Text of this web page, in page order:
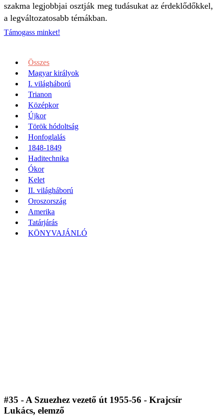
szakma legjobbjai osztják meg tudásukat az érdeklődőkkel,
a legváltozatosabb témákban.
Támogass minket!
Összes
Magyar királyok
I. világháború
Trianon
Középkor
Újkor
Török hódoltság
Honfoglalás
1848-1849
Haditechnika
Ókor
Kelet
II. világháború
Oroszország
Amerika
Tatárjárás
KÖNYVAJÁNLÓ
#35 - A Szuezhez vezető út 1955-56 - Krajcsír
Lukács, elemző